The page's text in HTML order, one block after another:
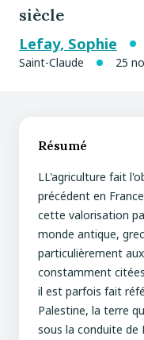
siècle
Lefay, Sophie
Saint-Claude 25
Résumé
LL'agriculture fait
précédent en
cette valorisation
monde antique,
particulièrement
constamment
il est parfois fait
Palestine, la terre
sous la conduite de